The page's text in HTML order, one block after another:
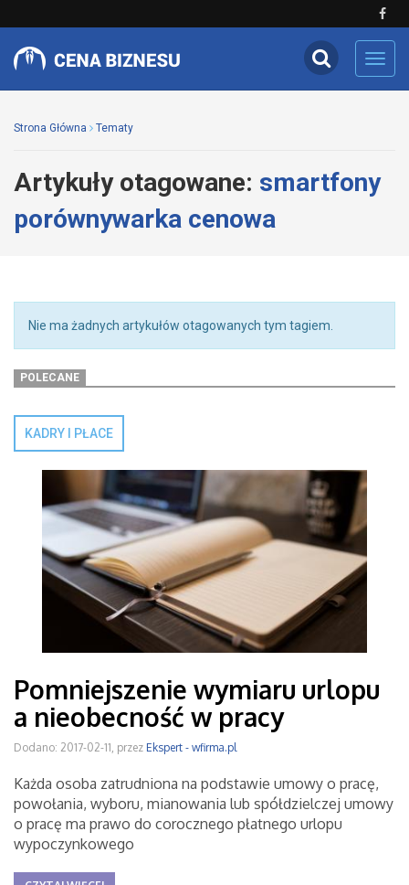
Strona Główna Tematy
Artykuły otagowane: smartfony
porównywarka cenowa
Nie ma żadnych artykułów otagowanych tym tagiem.
POLECANE
KADRY I PŁACE
Pomniejszenie wymiaru urlopu
a nieobecność w pracy
Dodano: 2017-02-11, przez Ekspert - wfirma.pl
Każda osoba zatrudniona na podstawie umowy o pracę,
powołania, wyboru, mianowania lub spółdzielczej umowy
o pracę ma prawo do corocznego płatnego urlopu
wypoczynkowego